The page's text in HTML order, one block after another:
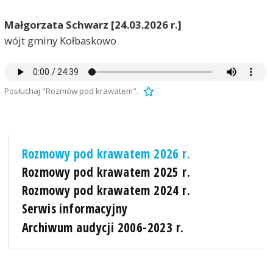
Małgorzata Schwarz [24.03.2026 r.]
wójt gminy Kołbaskowo
Posłuchaj "Rozmów pod krawatem".
Rozmowy pod krawatem 2026 r.
Rozmowy pod krawatem 2025 r.
Rozmowy pod krawatem 2024 r.
Serwis informacyjny
Archiwum audycji 2006-2023 r.